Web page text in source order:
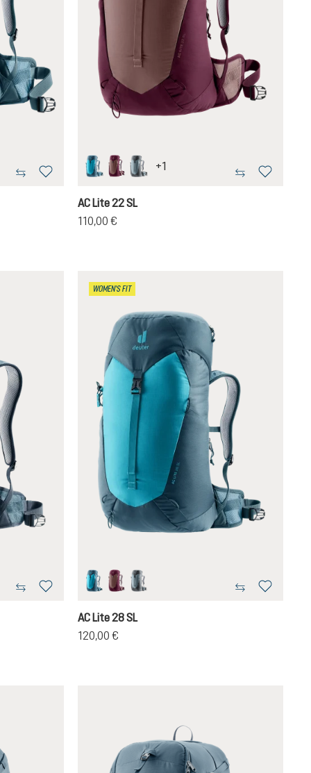
lagoon-atlantic
ashrose-cassis
shale-graphite
+1
AC Lite 22 SL
110,00 €
WOMEN'S FIT
lagoon-atlantic
ashrose-cassis
shale-graphite
AC Lite 28 SL
120,00 €